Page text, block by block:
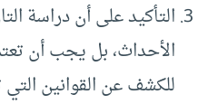
التأكيد على أن دراسة
الأحداث، بل يجب أن
للكشف عن القوانين